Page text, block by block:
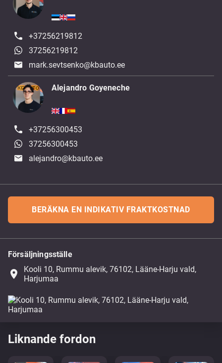
+37256219812
37256219812
mark.sevtsenko@kbauto.ee
Alejandro Goyeneche
+37256300453
37256300453
alejandro@kbauto.ee
BERÄKNA EN INDIKATIV FRAKTKOSTNAD
Försäljningsställe
place
Kooli 10, Rummu alevik, 76102, Lääne-Harju vald,
Harjumaa
Liknande fordon